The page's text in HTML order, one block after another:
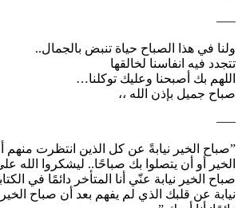
‏—–
ولنا في هذا الصباح حياة تنبض بالجمال..
‏تتجدد فيه انفاسنا لخالقها
‏اللهم بك أصبحنا وعليك توكلنا…
‏صباح جميل بإذن الله ،،
—–
‏”صباح الخير نيابةً عن كل الذين انتظرت منهم
الخير أو أن يتصلوا بك صباحًا.. ليشكروا الله
صباح الخير نيابة عنّي أنا المتأخر دائمًا في
نيابة عن قلبك الذي لم يفهم بعد أن صباح الخير